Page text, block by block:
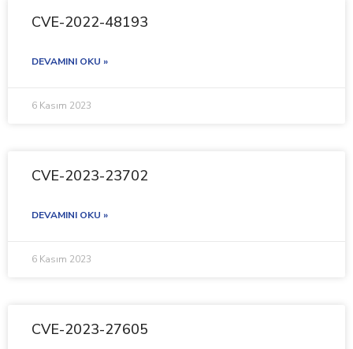
CVE-2022-48193
DEVAMINI OKU »
6 Kasım 2023
CVE-2023-23702
DEVAMINI OKU »
6 Kasım 2023
CVE-2023-27605